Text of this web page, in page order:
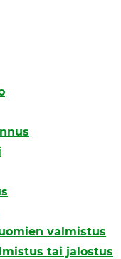
valmistus
tai jalostus